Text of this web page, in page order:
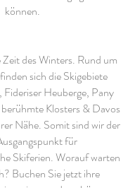
können.
Zeit des Winters. Rund um
sich die Skigebiete
Heuberge, Pany
Klosters & Davos
Nähe. Somit sind wir der
für
Skiferien. Worauf warten
Buchen Sie jetzt ihre